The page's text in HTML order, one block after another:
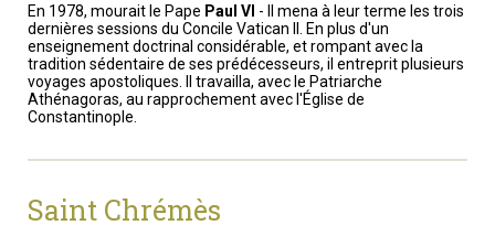
En 1978, mourait le Pape Paul VI - Il mena à leur terme les trois
dernières sessions du Concile Vatican II. En plus d'un
enseignement doctrinal considérable, et rompant avec la
tradition sédentaire de ses prédécesseurs, il entreprit plusieurs
voyages apostoliques. Il travailla, avec le Patriarche
Athénagoras, au rapprochement avec l'Église de
Constantinople.
Saint Chrémès